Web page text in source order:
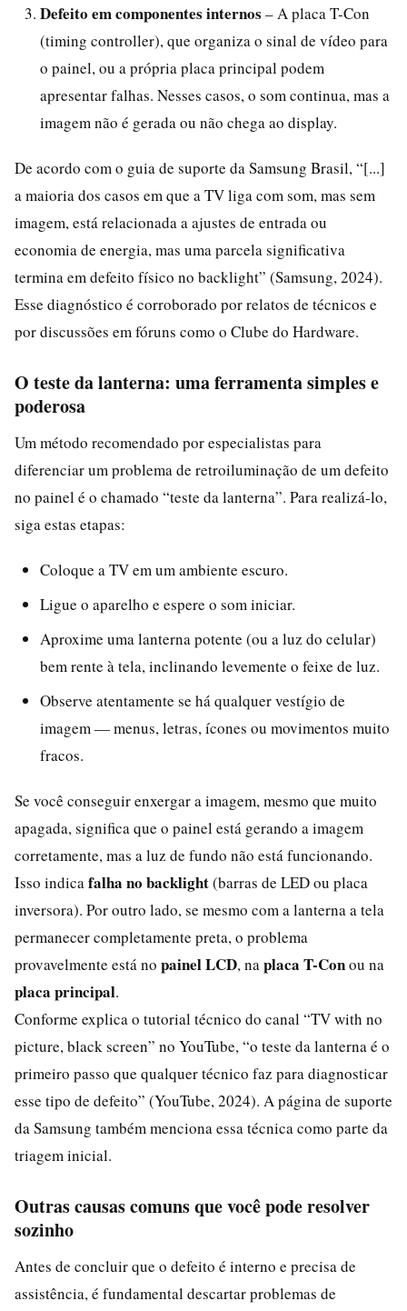
Defeito em componentes internos – A placa T-Con
(timing controller), que organiza o sinal de vídeo para
o painel, ou a própria placa principal podem
apresentar falhas. Nesses casos, o som continua, mas a
imagem não é gerada ou não chega ao display.
De acordo com o guia de suporte da Samsung Brasil, “[...]
a maioria dos casos em que a TV liga com som, mas sem
imagem, está relacionada a ajustes de entrada ou
economia de energia, mas uma parcela significativa
termina em defeito físico no backlight” (Samsung, 2024).
Esse diagnóstico é corroborado por relatos de técnicos e
por discussões em fóruns como o Clube do Hardware.
O teste da lanterna: uma ferramenta simples e
poderosa
Um método recomendado por especialistas para
diferenciar um problema de retroiluminação de um defeito
no painel é o chamado “teste da lanterna”. Para realizá-lo,
siga estas etapas:
Coloque a TV em um ambiente escuro.
Ligue o aparelho e espere o som iniciar.
Aproxime uma lanterna potente (ou a luz do celular)
bem rente à tela, inclinando levemente o feixe de luz.
Observe atentamente se há qualquer vestígio de
imagem — menus, letras, ícones ou movimentos muito
fracos.
Se você conseguir enxergar a imagem, mesmo que muito
apagada, significa que o painel está gerando a imagem
corretamente, mas a luz de fundo não está funcionando.
Isso indica falha no backlight(barras de LED ou placa
inversora). Por outro lado, se mesmo com a lanterna a tela
permanecer completamente preta, o problema
provavelmente está no painel LCD, na placa T-Conou na
placa principal.
Conforme explica o tutorial técnico do canal “TV with no
picture, black screen” no YouTube, “o teste da lanterna é o
primeiro passo que qualquer técnico faz para diagnosticar
esse tipo de defeito” (YouTube, 2024). A página de suporte
da Samsung também menciona essa técnica como parte da
triagem inicial.
Outras causas comuns que você pode resolver
sozinho
Antes de concluir que o defeito é interno e precisa de
assistência, é fundamental descartar problemas de